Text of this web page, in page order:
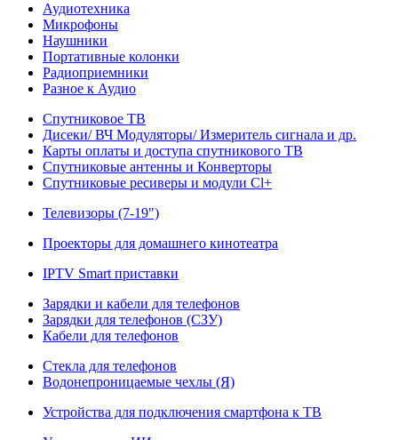
Аудиотехника
Микрофоны
Наушники
Портативные колонки
Радиоприемники
Разное к Аудио
Спутниковое ТВ
Дисеки/ ВЧ Модуляторы/ Измеритель сигнала и др.
Карты оплаты и доступа спутникового ТВ
Спутниковые антенны и Конверторы
Спутниковые ресиверы и модули Cl+
Телевизоры (7-19")
Проекторы для домашнего кинотеатра
IPTV Smart приставки
Зарядки и кабели для телефонов
Зарядки для телефонов (СЗУ)
Кабели для телефонов
Стекла для телефонов
Водонепроницаемые чехлы (Я)
Устройства для подключения смартфона к ТВ